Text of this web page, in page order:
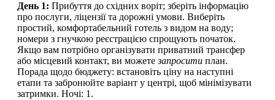
День 1: Прибуття до східних воріт; зберіть інформацію
про послуги, ліцензії та дорожні умови. Виберіть
простий, комфортабельний готель з видом на воду;
номери з гнучкою реєстрацією спрощують початок.
Якщо вам потрібно організувати приватний трансфер
або місцевий контакт, ви можетезапросити план.
Порада щодо бюджету: встановіть ціну на наступні
етапи та забронюйте варіант у центрі, щоб мінімізувати
затримки. Ночі: 1.